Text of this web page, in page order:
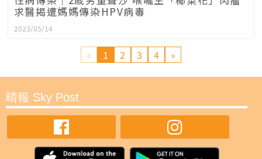
求醫揭遭媽媽傳染HPV病毒
2023/05/14
« 1 2 3 4 »
晴報 Sky Post